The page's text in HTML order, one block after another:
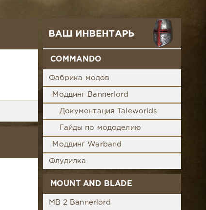
COMMANDO
Фабрика модов
Моддинг Bannerlord
Документация Taleworlds
Гайды по мододелию
Моддинг Warband
Флудилка
MOUNT AND BLADE
MB 2 Bannerlord